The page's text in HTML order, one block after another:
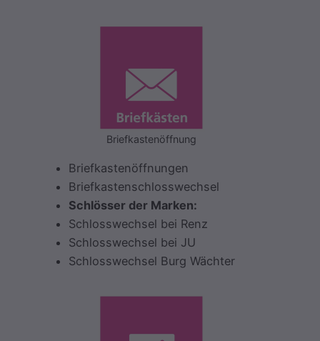
Briefkastenöffnung
Briefkastenöffnungen
Briefkastenschlosswechsel
Schlösser der Marken:
Schlosswechsel bei Renz
Schlosswechsel bei JU
Schlosswechsel Burg Wächter